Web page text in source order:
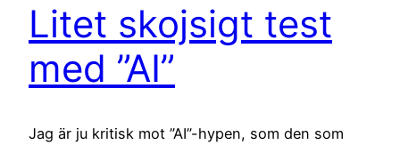
Litet skojsigt test
med ”AI”
Jag är ju kritisk mot ”AI”-hypen, som den som